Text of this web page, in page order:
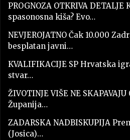
PROGNOZA OTKRIVA DETALJE
spasonosna kiša? Evo…
NEVJEROJATNO Čak 10.000
besplatan javni…
KVALIFIKACIJE SP Hrvatska
stvar…
ŽIVOTINJE VIŠE NE
Županija…
ZADARSKA NADBISKUPIJA
(Josica)…